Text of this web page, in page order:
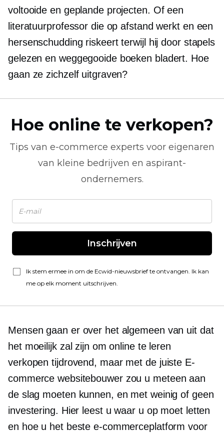
voltooide en geplande projecten. Of een
literatuurprofessor die op afstand werkt en een
hersenschudding riskeert terwijl hij door stapels
gelezen en weggegooide boeken bladert. Hoe
gaan ze zichzelf uitgraven?
Hoe online te verkopen?
Tips van e-commerce experts voor eigenaren
van kleine bedrijven en aspirant-
ondernemers.
Inschrijven
Ik stem ermee in om de Ecwid-nieuwsbrief te ontvangen. Ik kan
me op elk moment uitschrijven.
Mensen gaan er over het algemeen van uit dat
het moeilijk zal zijn om online te leren
verkopentijdrovend, maar met de juiste E-
commerce websitebouwer zou u meteen aan
de slag moeten kunnen, en met weinig of geen
investering. Hier leest u waar u op moet letten
en hoe u het beste e-commerceplatform voor